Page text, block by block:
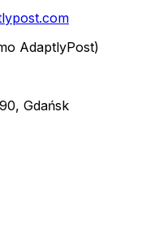
AdaptlyPost)
Gdańsk